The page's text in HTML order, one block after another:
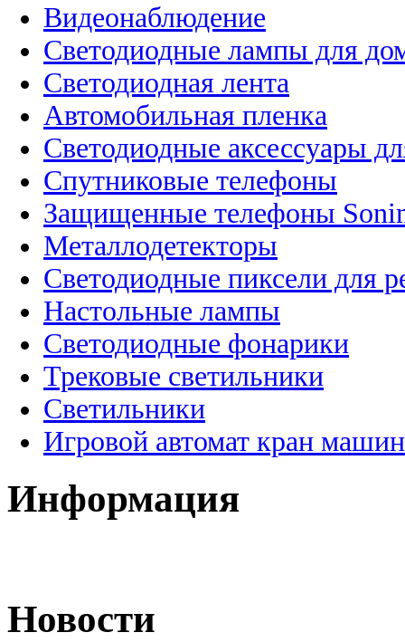
Видеонаблюдение
Светодиодные лампы для
Светодиодная лента
Автомобильная пленка
Светодиодные аксессуары
Спутниковые телефоны
Защищенные телефоны
Металлодетекторы
Светодиодные пиксели для
Настольные лампы
Светодиодные фонарики
Трековые светильники
Светильники
Игровой автомат кран
Информация
Новости